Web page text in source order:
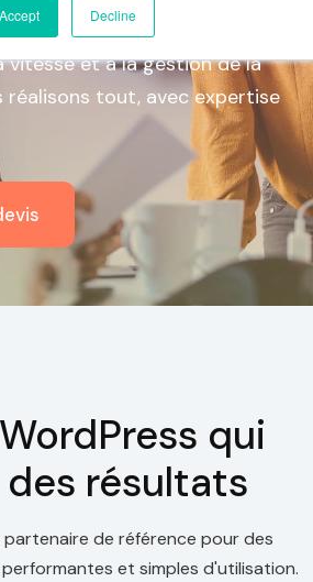
Accept Decline
web époustouflants à
vitesse et à la gestion de la
réalisons tout, avec expertise
qui
résultats
de référence pour des
et simples d'utilisation.